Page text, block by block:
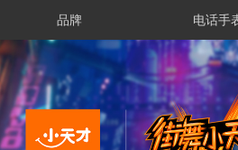
品牌 电话手